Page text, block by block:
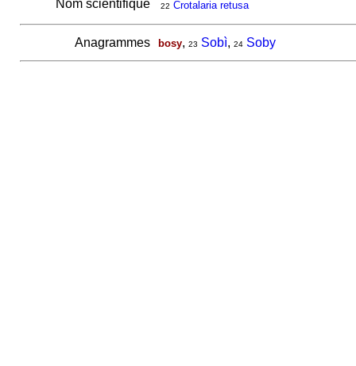
Nom scientifique
22 Crotalaria retusa
Anagrammes bosy, 23 Sobì, 24 Soby